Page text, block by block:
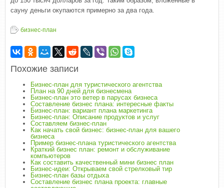
сауну деньги окупаются примерно за два года.
бизнес-план
Похожие записи
Бизнес-план для туристического агентства
План на 90 дней для бизнесмена
Бизнес-план это ветер в парусах бизнеса
Составление бизнес плана: интересные факты
Бизнес-план: вариант плана маркетинга
Бизнес-план: Описание продуктов и услуг
Составляем бизнес-план
Как начать свой бизнес: бизнес-план для вашего
бизнеса
Пример бизнес-плана туристического агентства
Краткий бизнес план: ремонт и обслуживание
компьютеров
Как составить качественный мини бизнес план
Бизнес-идеи: Открываем свой стрелковый тир
Бизнес-план базы отдыха
Составление бизнес плана проекта: главные